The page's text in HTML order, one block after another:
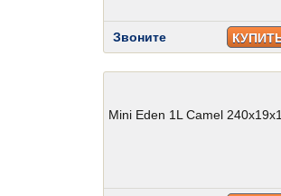
Звоните
Mini Eden 1L Camel